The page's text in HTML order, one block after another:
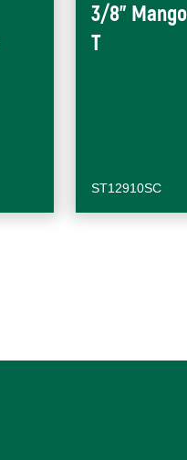
3/8"
T
ST12910SC